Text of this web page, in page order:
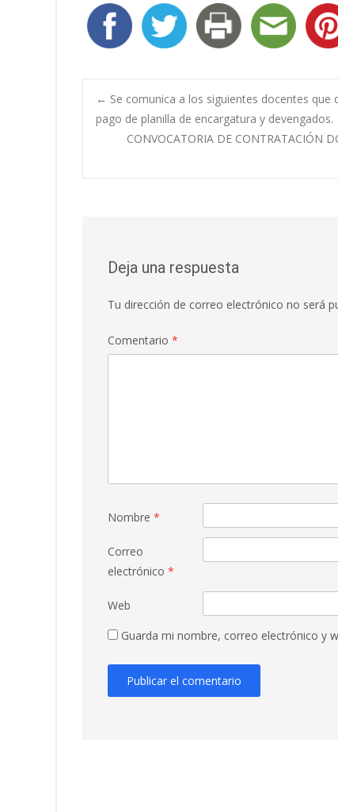
Navegación
← Se comunica a los siguientes docentes
pago de planilla de encargatura y devengados.
CONVOCATORIA DE CONTRATACIÓN
Deja una respuesta
Tu dirección de correo electrónico no será
Comentario *
Nombre *
Correo
electrónico *
Web
Guarda mi nombre, correo electrónico y